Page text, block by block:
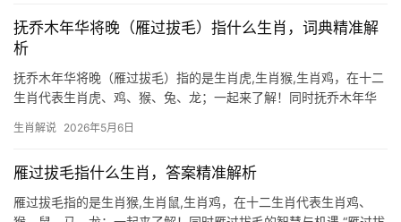
抚乔木年华将晚（雁过拔毛）指什么生肖，词典精准解
析
抚乔木年华将晚（雁过拔毛）指的是生肖虎,生肖猴,生肖鸡，在十二
生肖代表生肖虎、鸡、猴、兔、龙；一起来了解！同时抚乔木年华
志未酬的感慨，而“雁过拔毛”则暗喻强势夺取利益，这两个成语与生
生肖解说 2026年5月6日
雁过拔毛指什么生肖，答案精准解析
雁过拔毛指的是生肖猴,生肖鼠,生肖鸡，在十二生肖代表生肖鸡、